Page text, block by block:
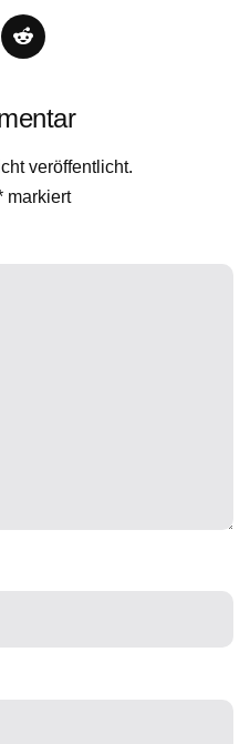
veröffentlicht.
markiert